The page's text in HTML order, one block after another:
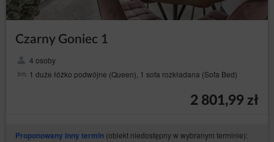
Czarny Goniec 1
4 osoby
1 duże łóżko podwójne (Queen), 1 sofa rozkładana (Sofa Bed)
2 801,99 zł
Proponowany inny termin (obiekt niedostępny w wybranym terminie):